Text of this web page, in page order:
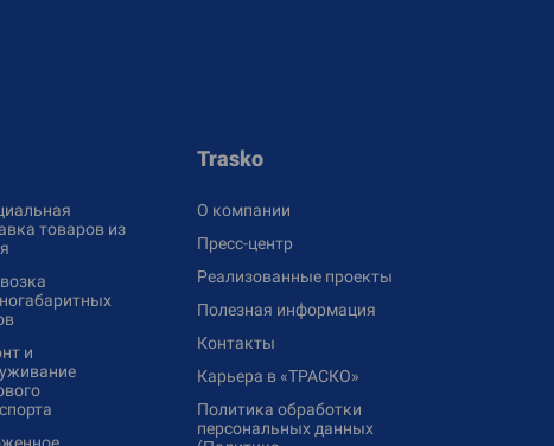
товаров из
и
Trasko
О компании
Пресс-центр
Реализованные проекты
Полезная информация
Контакты
Карьера в «ТРАСКО»
Политика обработки
персональных данных